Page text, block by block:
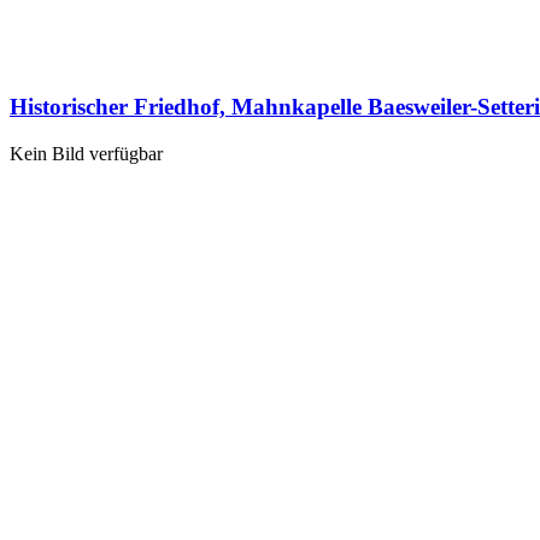
Historischer Friedhof, Mahnkapelle Baesweiler-
Kein Bild verfügbar